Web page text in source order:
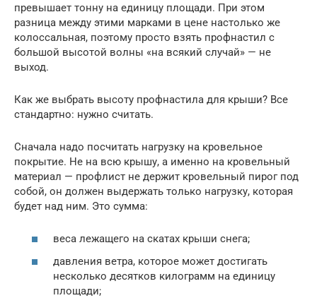
превышает тонну на единицу площади. При этом
разница между этими марками в цене настолько же
колоссальная, поэтому просто взять профнастил с
большой высотой волны «на всякий случай» — не
выход.
Как же выбрать высоту профнастила для крыши? Все
стандартно: нужно считать.
Сначала надо посчитать нагрузку на кровельное
покрытие. Не на всю крышу, а именно на кровельный
материал — профлист не держит кровельный пирог под
собой, он должен выдержать только нагрузку, которая
будет над ним. Это сумма:
веса лежащего на скатах крыши снега;
давления ветра, которое может достигать
несколько десятков килограмм на единицу
площади;